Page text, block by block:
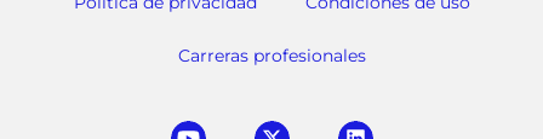
Carreras profesionales